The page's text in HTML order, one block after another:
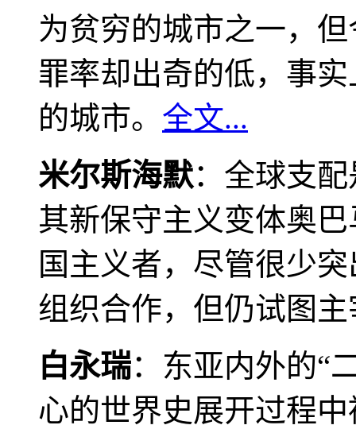
为贫穷的城市之一，
罪率却出奇的低，事
的城市。 全文...
米尔斯海默：全球支
其新保守主义变体奥
国主义者，尽管很少
组织合作，但仍试图
白永瑞：东亚内外的“
心的世界史展开过程